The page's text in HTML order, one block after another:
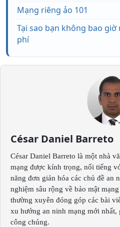
Mạng riêng ảo 101
Tại sao bạn không bao
phí
César Daniel Barreto
César Daniel Barreto là một nhà
mạng được kính trọng, nổi tiếng
năng đơn giản hóa các chủ đề an
nghiệm sâu rộng về bảo mật
thường xuyên đóng góp các bài
xu hướng an ninh mạng mới nhất,
công chúng.